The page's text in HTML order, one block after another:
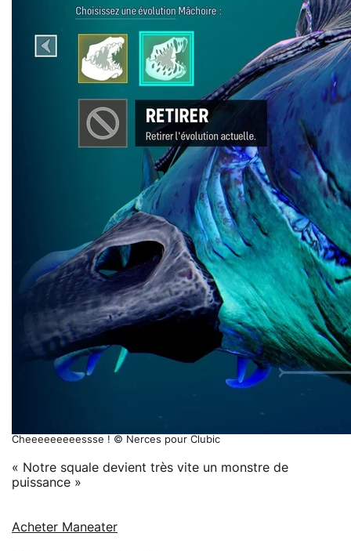
Cheeeeeeeeessse ! © Nerces pour Clubic
« Notre squale devient très vite un monstre de
puissance »
Acheter Maneater